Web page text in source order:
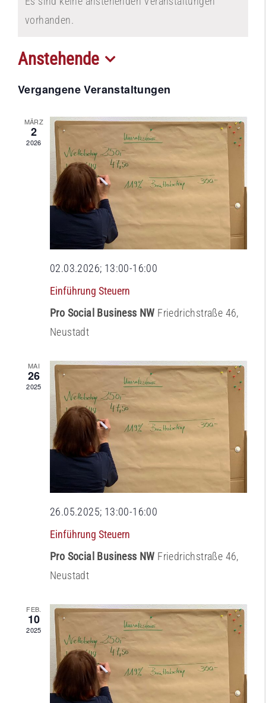
vorhanden.
Anstehende
wählen.
Vergangene Veranstaltungen
MÄRZ
2
2026
02.03.2026; 13:00-16:00
Einführung Steuern
Pro Social Business NW Friedrichstraße 46,
Neustadt
MAI
26
2025
26.05.2025; 13:00-16:00
Einführung Steuern
Pro Social Business NW Friedrichstraße 46,
Neustadt
FEB.
10
2025